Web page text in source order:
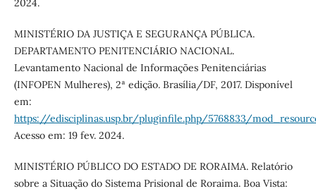
2024.
MINISTÉRIO DA JUSTIÇA E SEGURANÇA PÚBLICA.
DEPARTAMENTO PENITENCIÁRIO NACIONAL.
Levantamento Nacional de Informações Penitenciárias
(INFOPEN Mulheres), 2ª edição. Brasília/DF, 2017. Disponível
em:
https://edisciplinas.usp.br/pluginfile.php/5768833/
Acesso em: 19 fev. 2024.
MINISTÉRIO PÚBLICO DO ESTADO DE RORAIMA. Relatório
sobre a Situação do Sistema Prisional de Roraima. Boa Vista: